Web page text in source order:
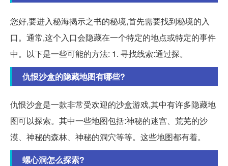
您好,要进入秘海揭示之书的秘境,首先需要找到秘境的入
口。通常,这个入口会隐藏在一个特定的地点或特定的事件
中。以下是一些可能的方法: 1. 寻找线索:通过探。
仇恨沙盒的隐藏地图有哪些?
仇恨沙盒是一款非常受欢迎的沙盒游戏,其中有许多隐藏地
图可以探索。其中一些地图包括:神秘的迷宫、荒芜的沙
漠、神秘的森林、神秘的洞穴等等。这些地图都有着。
螺心洞怎么探索?